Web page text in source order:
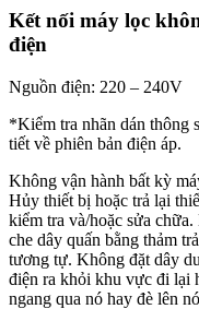
Kết nối máy lọc
điện
Nguồn điện: 220 – 240V
*Kiểm tra nhãn dán thông
tiết về phiên bản điện áp.
Không vận hành bất kỳ
Hủy thiết bị hoặc trả lại
kiểm tra và/hoặc sửa
che dây quấn bằng thảm
tương tự. Không đặt dây
điện ra khỏi khu vực đi lại
ngang qua nó hay đè lên